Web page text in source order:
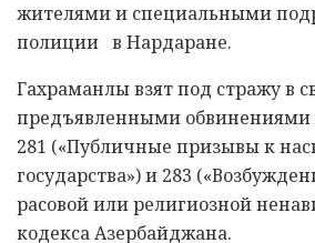
жителями и специальными
полиции в Нардаране.
Гахраманлы взят под стражу в
предъявленными обвинениями
281 («Публичные призывы к
государства») и 283
расовой или религиозной
кодекса Азербайджана.